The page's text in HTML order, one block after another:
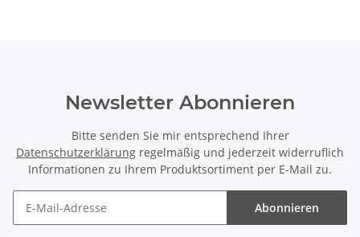
Newsletter Abonnieren
Bitte senden Sie mir entsprechend Ihrer
Datenschutzerklärung regelmäßig und jederzeit widerruflich
Informationen zu Ihrem Produktsortiment per E-Mail zu.
Abonnieren